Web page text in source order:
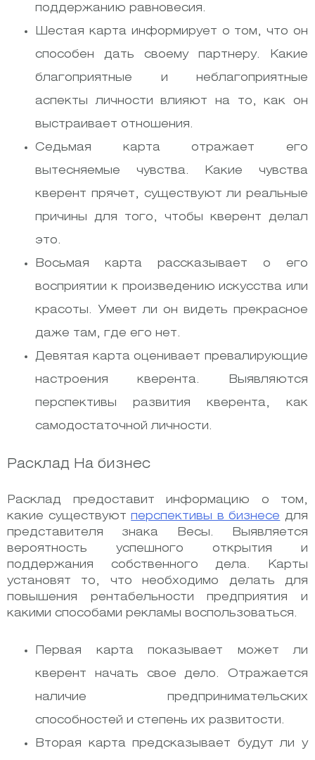
поддержанию равновесия.
Шестая карта информирует о том, что он
способен дать своему партнеру. Какие
благоприятные и неблагоприятные
аспекты личности влияют на то, как он
выстраивает отношения.
Седьмая карта отражает его
вытесняемые чувства. Какие чувства
кверент прячет, существуют ли реальные
причины для того, чтобы кверент делал
это.
Восьмая карта рассказывает о его
восприятии к произведению искусства или
красоты. Умеет ли он видеть прекрасное
даже там, где его нет.
Девятая карта оценивает превалирующие
настроения кверента. Выявляются
перспективы развития кверента, как
самодостаточной личности.
Расклад На бизнес
Расклад предоставит информацию о том,
какие существуютперспективы в бизнесе для
представителя знака Весы. Выявляется
вероятность успешного открытия и
поддержания собственного дела. Карты
установят то, что необходимо делать для
повышения рентабельности предприятия и
какими способами рекламы воспользоваться.
Первая карта показывает может ли
кверент начать свое дело. Отражается
наличие предпринимательских
способностей и степень их развитости.
Вторая карта предсказывает будут ли у